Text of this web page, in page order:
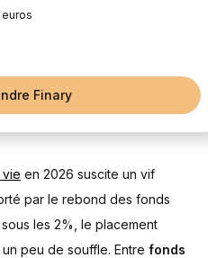
les rendements des
des assurances-vie
assurances vie
des rendements : frais,
de gestion
sur les performances
pour l'avenir
Finary
vie en 2026 suscite un vif
par le rebond des fonds
les 2%, le placement
peu de souffle. Entre fonds